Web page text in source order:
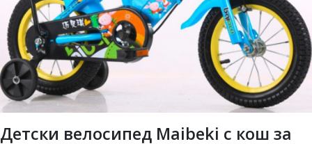
Детски велосипед Maibeki с кош за